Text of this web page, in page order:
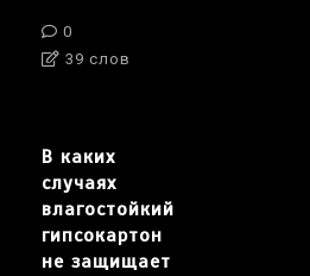
0
39 слов
В каких
случаях
влагостойкий
гипсокартон
не защищает